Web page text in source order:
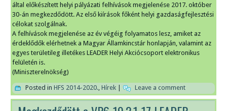
által előkészített helyi pályázati felhívások megjelenése 2017. október
30-án megkezdődött. Az első kiírások főként helyi gazdaságfejlesztési
célokat szolgálnak.
A felhívások megjelenése az év végéig folyamatos lesz, amiket az
érdeklődők elérhetnek a Magyar Államkincstár honlapján, valamint az
egyes területileg illetékes LEADER Helyi Akciócsoport elektronikus
felületén is.
(Miniszterelnökség)
Posted in HFS 2014-2020.,Hírek Leave a comment